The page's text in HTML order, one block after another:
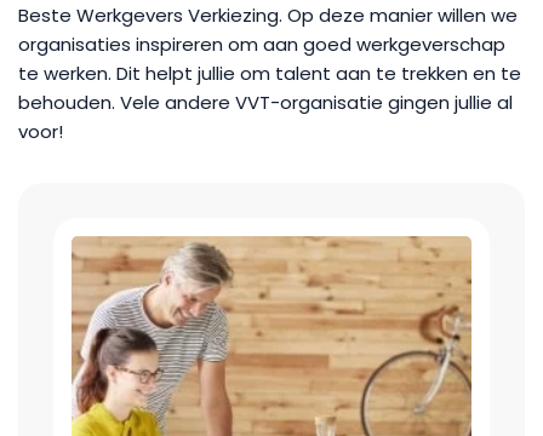
Beste Werkgevers Verkiezing. Op deze manier willen we
organisaties inspireren om aan goed werkgeverschap
te werken. Dit helpt jullie om talent aan te trekken en te
behouden. Vele andere VVT-organisatie gingen jullie al
voor!